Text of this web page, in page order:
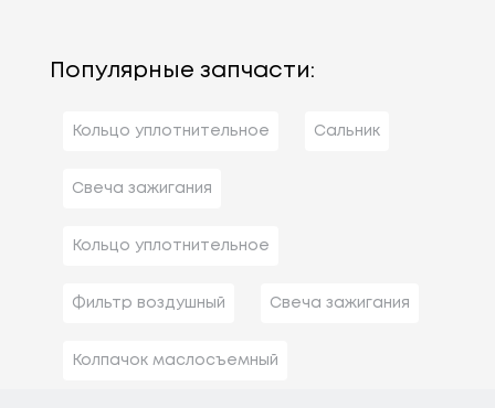
Популярные запчасти:
Кольцо уплотнительное Сальник
Свеча зажигания
Кольцо уплотнительное
Фильтр воздушный Свеча зажигания
Колпачок маслосъемный